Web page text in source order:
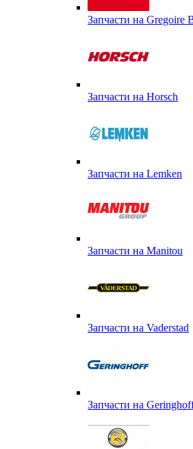
Запчасти на Gregoire
Запчасти на Horsch
Запчасти на Lemken
Запчасти на Manitou
Запчасти на Vaderstad
Запчасти на